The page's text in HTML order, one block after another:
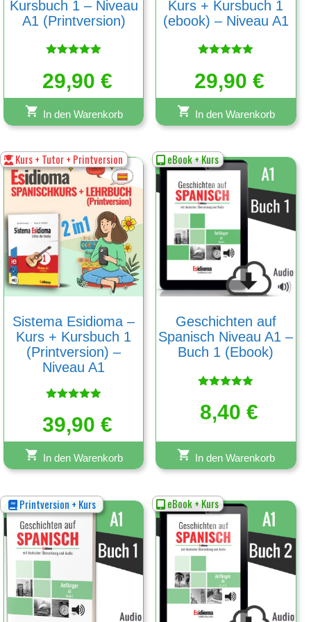
Kursbuch 1 – Niveau
A1 (Printversion)
mit
5.00
29,90 €
In den Warenkorb
Kurs + Kursbuch 1
(ebook) – Niveau A1
mit
5.00
29,90 €
In den Warenkorb
Kurs + Tutor + Printversion
Sistema Esidioma –
Kurs + Kursbuch 1
(Printversion) –
Niveau A1
mit
5.00
von 5
39,90 €
In den Warenkorb
eBook + Kurs
Geschichten auf
Spanisch Niveau A1 –
Buch 1 (Ebook)
mit
5.00
8,40€
In den Warenkorb
Printversion + Kurs eBook + Kurs